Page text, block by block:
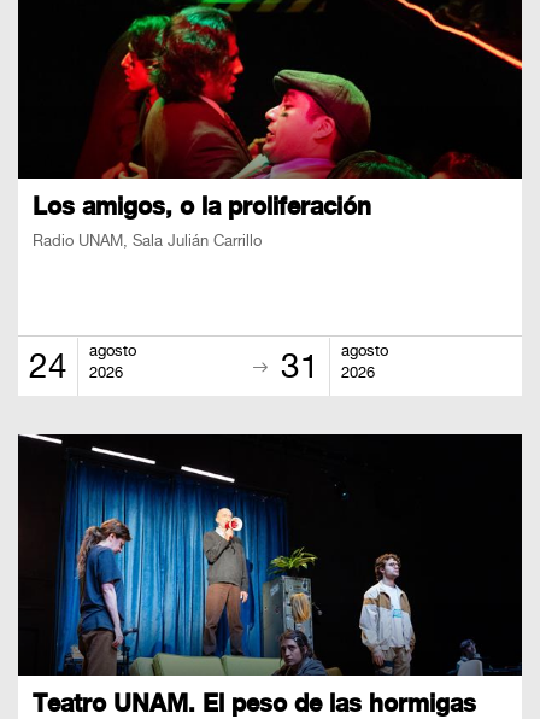
Los amigos, o la proliferación
Radio UNAM, Sala Julián Carrillo
24
agosto
2026
31
agosto
2026
Teatro UNAM. El peso de las hormigas